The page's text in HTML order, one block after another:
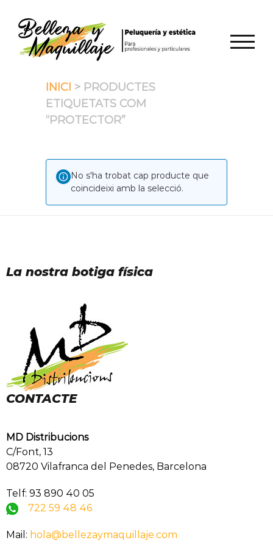
content
INICI > PRODUCTES
ETIQUETATS COM
“PROTECTOR”
No s'ha trobat cap producte que
coincideixi amb la selecció.
La nostra botiga física
CONTACTE
MD Distribucions
C/Font, 13
08720 Vilafranca del Penedes, Barcelona
Telf: 93 890 40 05
722 59 48 46
Mail: hola@bellezaymaquillaje.com